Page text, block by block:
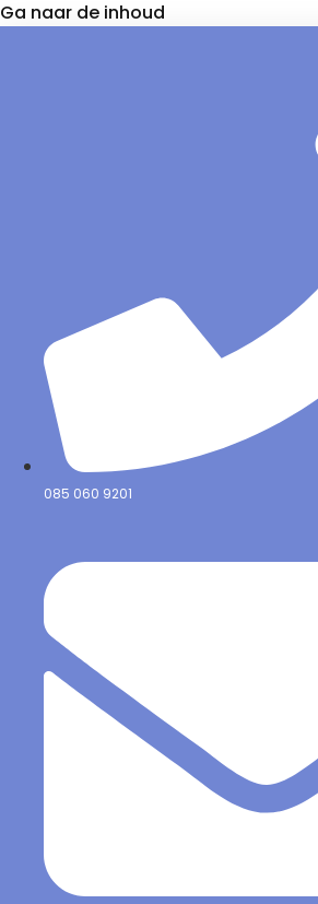
Ga naar de inhoud
085 060 9201